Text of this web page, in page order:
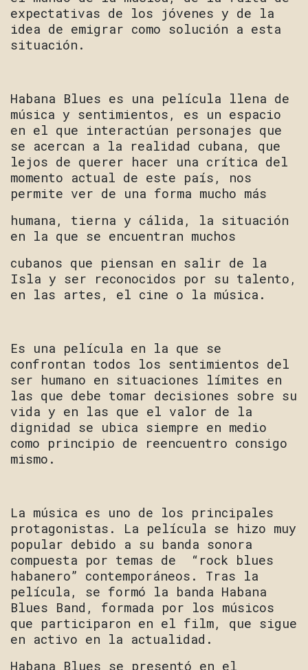
expectativas de los jóvenes y de la
idea de emigrar como solución a esta
situación.
Habana Blues es una película llena de
música y sentimientos, es un espacio
en el que interactúan personajes que
se acercan a la realidad cubana, que
lejos de querer hacer una crítica del
momento actual de este país, nos
permite ver de una forma mucho más
humana, tierna y cálida, la situación
en la que se encuentran muchos
cubanos que piensan en salir de la
Isla y ser reconocidos por su talento,
en las artes, el cine o la música.
Es una película en la que se
confrontan todos los sentimientos del
ser humano en situaciones límites en
las que debe tomar decisiones sobre su
vida y en las que el valor de la
dignidad se ubica siempre en medio
como principio de reencuentro consigo
mismo.
La música es uno de los principales
protagonistas. La película se hizo muy
popular debido a su banda sonora
compuesta por temas de “rock blues
habanero” contemporáneos. Tras la
película, se formó la banda Habana
Blues Band, formada por los músicos
que participaron en el film, que sigue
en activo en la actualidad.
Habana Blues se presentó en el